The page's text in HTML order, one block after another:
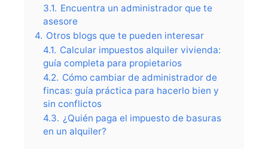
3.1. Encuentra un administrador que te
asesore
4. Otros blogs que te pueden interesar
4.1. Calcular impuestos alquiler vivienda:
guía completa para propietarios
4.2. Cómo cambiar de administrador de
fincas: guía práctica para hacerlo bien y
sin conflictos
4.3. ¿Quién paga el impuesto de basuras
en un alquiler?